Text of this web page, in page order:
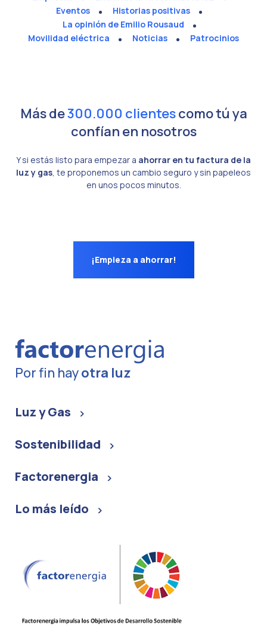
Eventos
Historias positivas
La opinión de Emilio Rousaud
Movilidad eléctrica
Noticias Patrocinios
Más de300.000 clientescomo tú ya
confían en nosotros
Y si estás listo para empezar a ahorrar en tu factura de la
luz y gas , te proponemos un cambio seguro y sin papeleos
en unos pocos minutos.
¡Empieza a ahorrar!
Por fin hayotra luz
Luz y Gas
Sostenibilidad
Factorenergia
Lo más leído